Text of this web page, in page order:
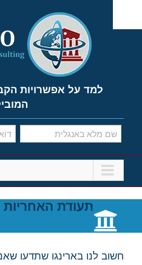
content
תעודת האחריות
חשוב לנו בארינגו שתדעו